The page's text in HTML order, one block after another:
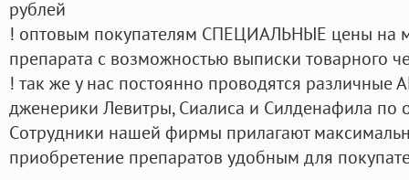
рублей
! оптовым покупателям СПЕЦИАЛЬНЫЕ цены на
препарата с возможностью выписки товарного
! так же у нас постоянно проводятся
дженерики Левитры, Сиалиса и Силденафила по
Cотрудники нашей фирмы прилагают
приобретение препаратов удобным для